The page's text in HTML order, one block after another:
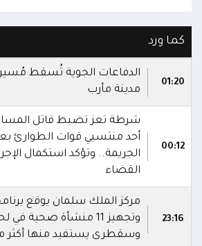
كما ورد
01:20
الدفاعات الجوية تُسقط
مدينة مأرب
00:12
شرطة تعز تضبط قاتل
أحد منتسبي قوات الطوارئ
الجريمة.. وتؤكد استكمال
القضاء
23:16
مركز الملك سلمان يوقع
وتجهيز 11 منشأة صحية
وسقطرى يستفيد منها أكثر من 112 ألف